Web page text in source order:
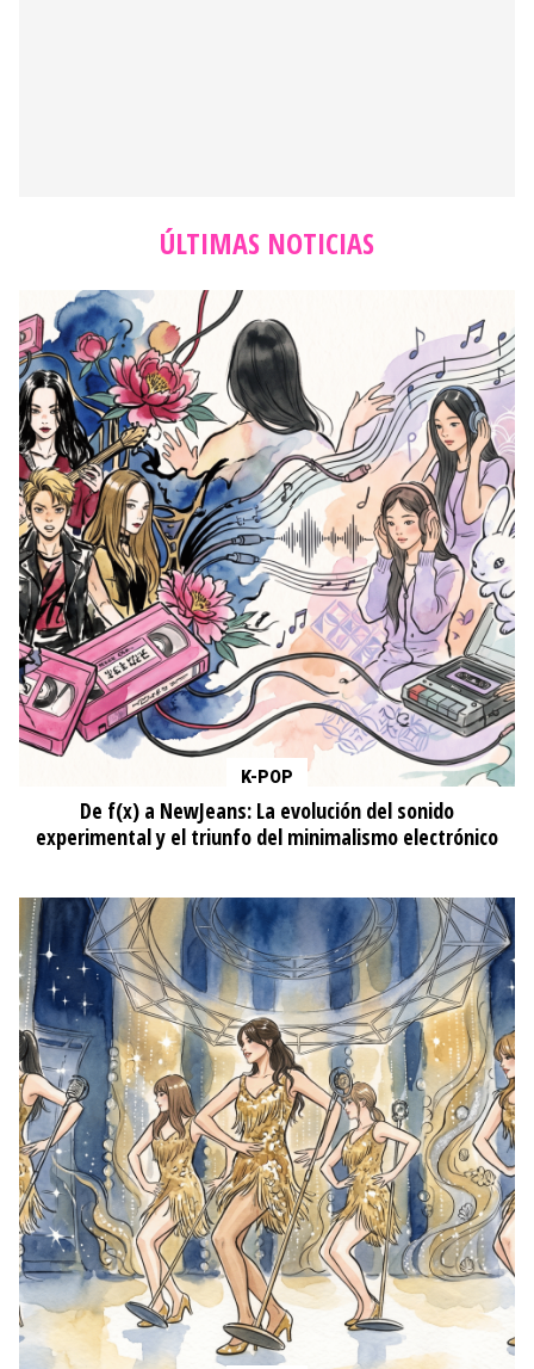
ÚLTIMAS NOTICIAS
K-POP
De f(x) a NewJeans: La evolución del sonido
experimental y el triunfo del minimalismo electrónico